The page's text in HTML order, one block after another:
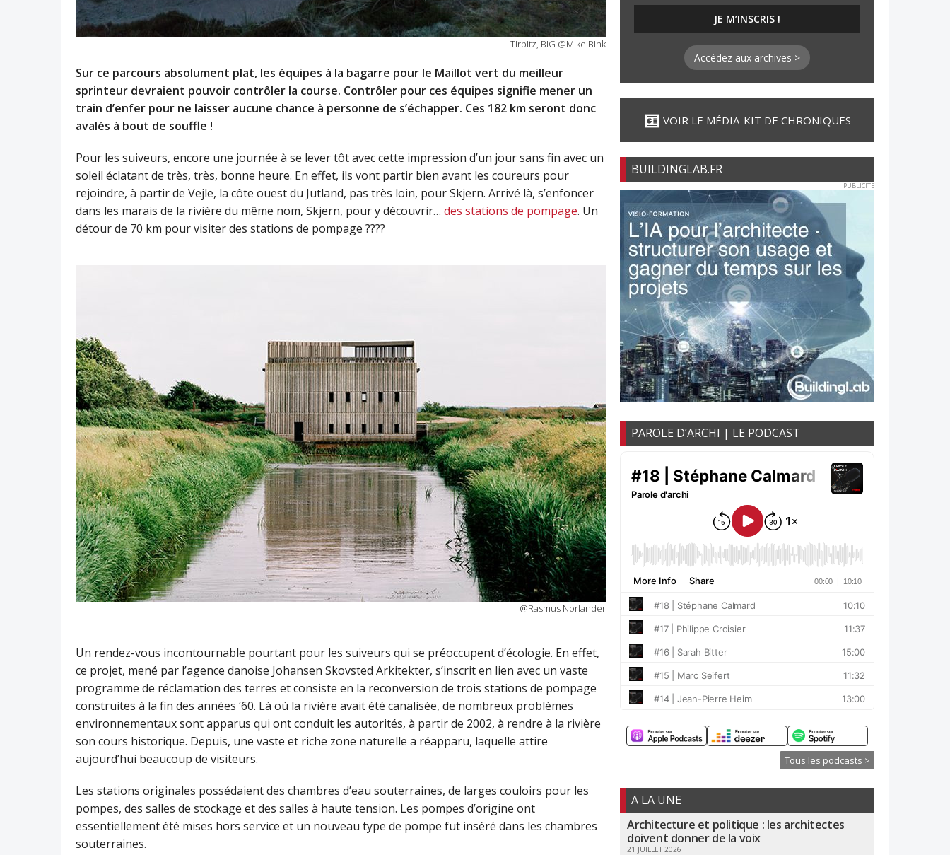
Tirpitz, BIG @Mike Bink
Sur ce parcours absolument plat, les équipes à la bagarre pour le Maillot vert du meilleur
sprinteur devraient pouvoir contrôler la course. Contrôler pour ces équipes signifie mener un
train d’enfer pour ne laisser aucune chance à personne de s’échapper. Ces 182 km seront donc
avalés à bout de souffle !
Pour les suiveurs, encore une journée à se lever tôt avec cette impression d’un jour sans fin avec un
soleil éclatant de très, très, bonne heure. En effet, ils vont partir bien avant les coureurs pour
rejoindre, à partir de Vejle, la côte ouest du Jutland, pas très loin, pour Skjern. Arrivé là, s’enfoncer
dans les marais de la rivière du même nom, Skjern, pour y découvrir… des stations de pompage. Un
détour de 70 km pour visiter des stations de pompage ????
@Rasmus Norlander
Un rendez-vous incontournable pourtant pour les suiveurs qui se préoccupent d’écologie. En effet,
ce projet, mené par l’agence danoise Johansen Skovsted Arkitekter, s’inscrit en lien avec un vaste
programme de réclamation des terres et consiste en la reconversion de trois stations de pompage
construites à la fin des années ‘60. Là où la rivière avait été canalisée, de nombreux problèmes
environnementaux sont apparus qui ont conduit les autorités, à partir de 2002, à rendre à la rivière
son cours historique. Depuis, une vaste et riche zone naturelle a réapparu, laquelle attire
aujourd’hui beaucoup de visiteurs.
Les stations originales possédaient des chambres d’eau souterraines, de larges couloirs pour les
pompes, des salles de stockage et des salles à haute tension. Les pompes d’origine ont
essentiellement été mises hors service et un nouveau type de pompe fut inséré dans les chambres
souterraines.
Accédez aux archives >
VOIR LE MÉDIA-KIT DE CHRONIQUES
BUILDINGLAB.FR
PUBLICITE
PAROLE D’ARCHI | LE PODCAST
Tous les podcasts >
A LA UNE
Architecture et politique : les architectes
doivent donner de la voix
21 JUILLET 2026